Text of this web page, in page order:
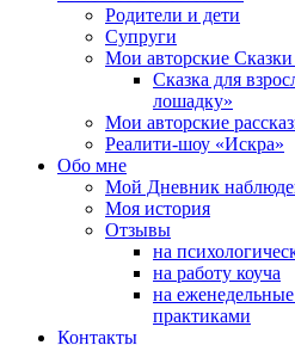
Родители и дети
Супруги
Мои авторские
Сказка для
лошадку»
Мои авторские
Реалити-шоу «Искра»
Обо мне
Мой Дневник
Моя история
Отзывы
на
на работу коуча
на
практиками
Контакты